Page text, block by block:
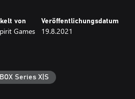
von
Games
Veröffentlichungsdatum
19.8.2021
Series X|S